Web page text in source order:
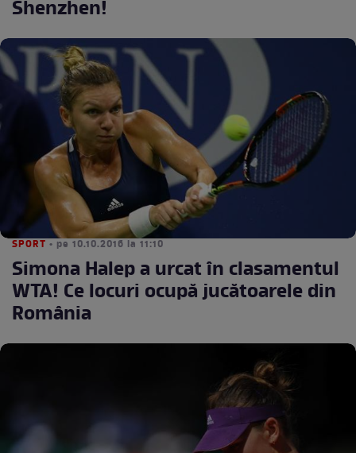
Shenzhen!
SPORT • pe 10.10.2016 la 11:10
Simona Halep a urcat în clasamentul
WTA! Ce locuri ocupă jucătoarele din
România